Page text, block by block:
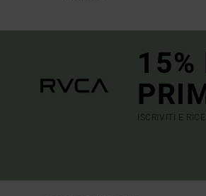
15%
ISCRIVITI E